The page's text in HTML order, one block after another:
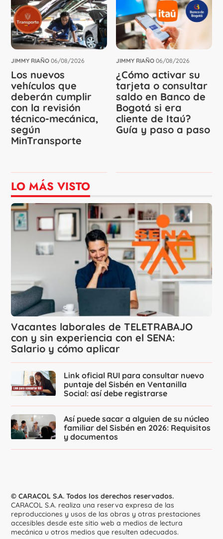
JIMMY RIAÑO 06/08/2026
Los nuevos
vehículos que
deberán cumplir
con la revisión
técnico-mecánica,
según
MinTransporte
JIMMY RIAÑO 06/08/2026
¿Cómo activar su
tarjeta o consultar
saldo en Banco de
Bogotá si era
cliente de Itaú?
Guía y paso a paso
LO MÁS VISTO
Vacantes laborales de TELETRABAJO
con y sin experiencia con el SENA:
Salario y cómo aplicar
Link oficial RUI para consultar nuevo
puntaje del Sisbén en Ventanilla
Social: así debe registrarse
Así puede sacar a alguien de su núcleo
familiar del Sisbén en 2026: Requisitos
y documentos
© CARACOL S.A. Todos los derechos reservados.
CARACOL S.A. realiza una reserva expresa de las
reproducciones y usos de las obras y otras prestaciones
accesibles desde este sitio web a medios de lectura
mecánica u otros medios que resulten adecuados.